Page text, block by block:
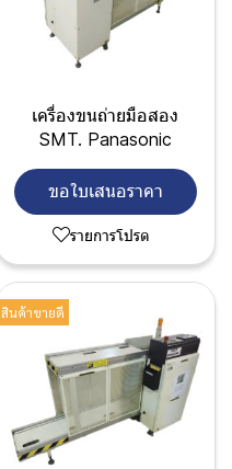
เครื่องขนถ่ายมือสอง
SMT. Panasonic
ขอใบเสนอราคา
รายการโปรด
สินค้าขายดี